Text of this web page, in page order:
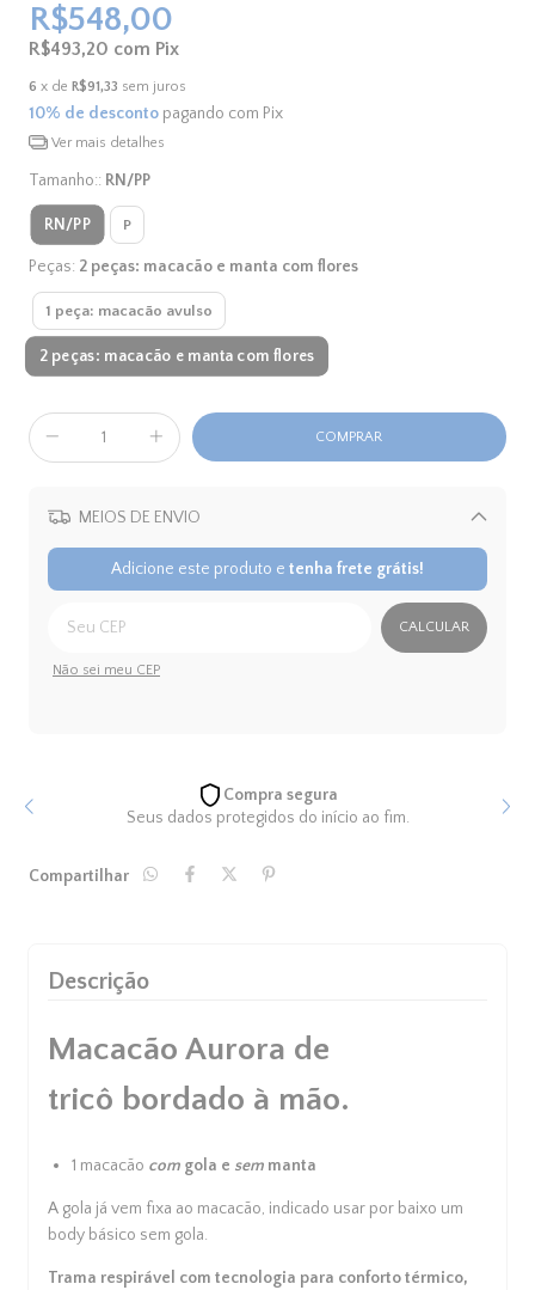
R$548,00
R$493,20 com Pix
6 x de R$91,33 sem juros
10% de desconto pagando com Pix
Ver mais detalhes
Tamanho:: RN/PP
RN/PP P
Peças: 2 peças: macacão e manta com flores
1 peça: macacão avulso
2 peças: macacão e manta com flores
MEIOS DE ENVIO
Adicione este produto e tenha frete grátis!
CALCULAR
Não sei meu CEP
Compra segura
Seus dados protegidos do início ao fim.
Compartilhar
Descrição
Macacão Aurora de
tricô bordado à mão.
1 macacão com gola e sem manta
A gola já vem fixa ao macacão, indicado usar por baixo um
body básico sem gola.
Trama respirável com tecnologia para conforto térmico,